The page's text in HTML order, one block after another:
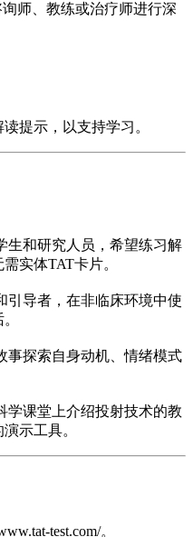
师、教练或治疗师进行深
提示，以支持学习。
生和研究人员，希望练习解
实体TAT卡片。
引导者，在非临床环境中使
事探索自身动机、情绪模式
学课堂上介绍投射技术的教
示工具。
test.com/。